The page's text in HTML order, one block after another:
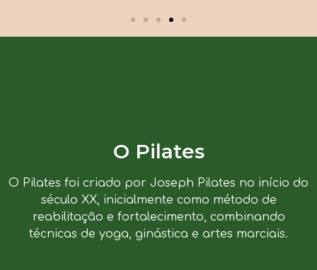
O Pilates
O Pilates foi criado por Joseph Pilates no início do
século XX, inicialmente como método de
reabilitação e fortalecimento, combinando
técnicas de yoga, ginástica e artes marciais.